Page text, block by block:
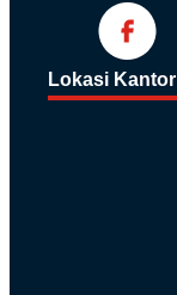
Lokasi Kantor